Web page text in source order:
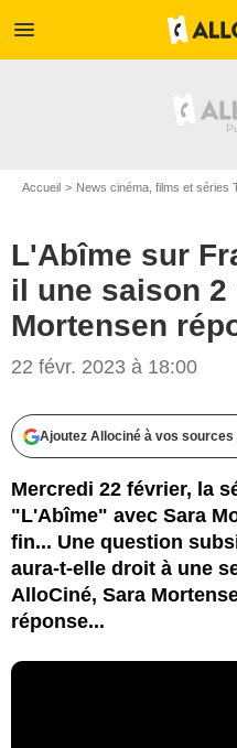
menu
Accueil News cinéma, films et séries
L'Abîme sur
il une saison 2
Mortensen
22 févr. 2023 à 18:00
Ajoutez Allociné à vos sources
Mercredi 22 février, la
"L'Abîme" avec Sara
fin... Une question
aura-t-elle droit à une
AlloCiné, Sara
réponse...